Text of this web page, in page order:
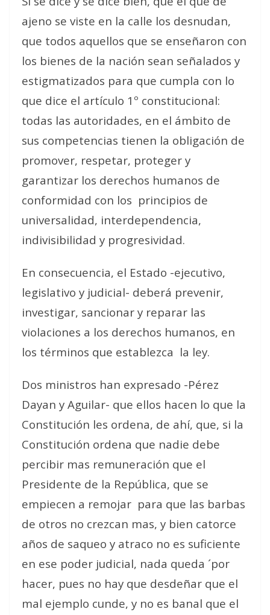
ajeno se viste en la calle los desnudan,
que todos aquellos que se enseñaron con
los bienes de la nación sean señalados y
estigmatizados para que cumpla con lo
que dice el artículo 1º constitucional:
todas las autoridades, en el ámbito de
sus competencias tienen la obligación de
promover, respetar, proteger y
garantizar los derechos humanos de
conformidad con los principios de
universalidad, interdependencia,
indivisibilidad y progresividad.
En consecuencia, el Estado -ejecutivo,
legislativo y judicial- deberá prevenir,
investigar, sancionar y reparar las
violaciones a los derechos humanos, en
los términos que establezca la ley.
Dos ministros han expresado -Pérez
Dayan y Aguilar- que ellos hacen lo que la
Constitución les ordena, de ahí, que, si la
Constitución ordena que nadie debe
percibir mas remuneración que el
Presidente de la República, que se
empiecen a remojar para que las barbas
de otros no crezcan mas, y bien catorce
años de saqueo y atraco no es suficiente
en ese poder judicial, nada queda ´por
hacer, pues no hay que desdeñar que el
mal ejemplo cunde, y no es banal que el